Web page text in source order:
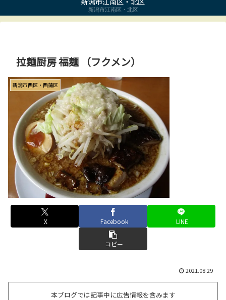
新潟市江南区・北区
拉麺厨房 福麺 （フクメン）
新潟市西区・西蒲区
X Facebook LINE
コピー
2021.08.29
本ブログでは記事中に広告情報を含みます